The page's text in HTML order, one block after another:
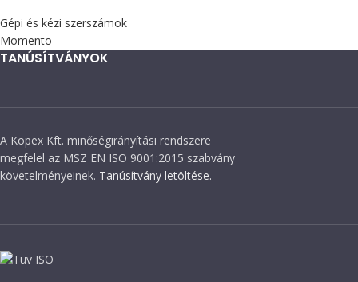
Gépi és kézi szerszámok
Momento
TANÚSÍTVÁNYOK
A Kopex Kft. minőségirányítási rendszere
megfelel az MSZ EN ISO 9001:2015 szabvány
követelményeinek. Tanúsítvány letöltése.